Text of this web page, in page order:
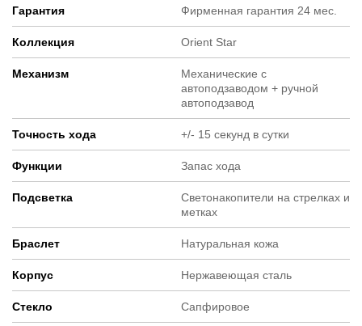
Гарантия Фирменная гарантия 24 мес.
Коллекция Orient Star
Механизм
Механические с
автоподзаводом + ручной
автоподзавод
Точность хода +/- 15 секунд в сутки
Функции Запас хода
Подсветка
Светонакопители на стрелках и
метках
Браслет Натуральная кожа
Корпус Нержавеющая сталь
Стекло Сапфировое